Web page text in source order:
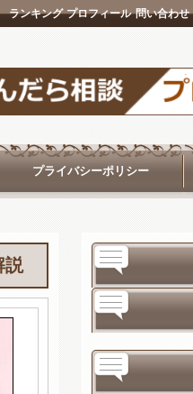
問い合わせ
プロフィール
ランキング
プライバシーポリシー
説